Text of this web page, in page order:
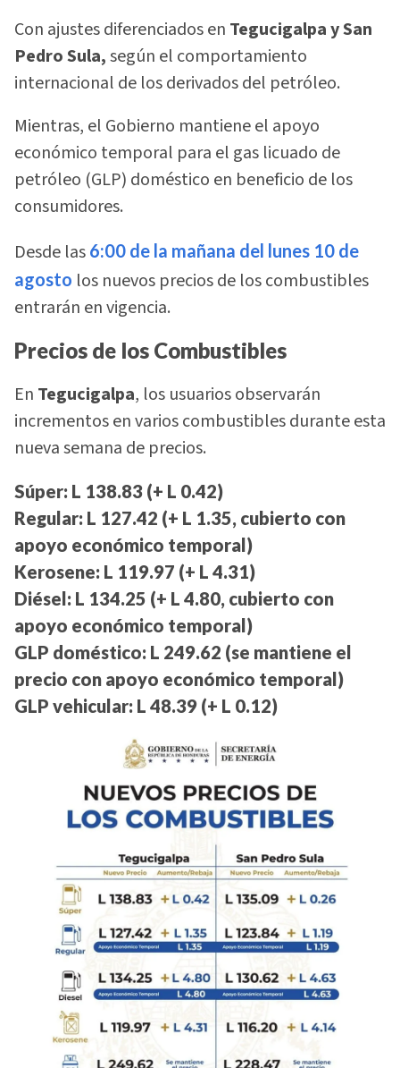
Con ajustes diferenciados en Tegucigalpa y San
Pedro Sula,según el comportamiento
internacional de los derivados del petróleo.
Mientras, el Gobierno mantiene el apoyo
económico temporal para el gas licuado de
petróleo (GLP) doméstico en beneficio de los
consumidores.
Desde las 6:00 de la mañana del lunes 10 de
agosto los nuevos precios de los combustibles
entrarán en vigencia.
Precios de los Combustibles
En Tegucigalpa, los usuarios observarán
incrementos en varios combustibles durante esta
nueva semana de precios.
Súper: L 138.83 (+ L 0.42)
Regular: L 127.42 (+ L 1.35, cubierto con
apoyo económico temporal)
Kerosene: L 119.97 (+ L 4.31)
Diésel: L 134.25 (+ L 4.80, cubierto con
apoyo económico temporal)
GLP doméstico: L 249.62 (se mantiene el
precio con apoyo económico temporal)
GLP vehicular: L 48.39 (+ L 0.12)